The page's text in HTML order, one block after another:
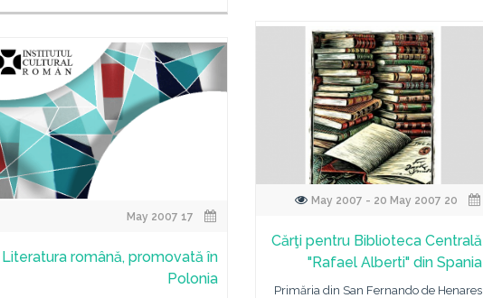
Cărţi pentru Biblioteca Centrală
"Rafael Alberti" din Spania
Primăria din San Fernando de Henares
Literatura română, promovată în
Polonia